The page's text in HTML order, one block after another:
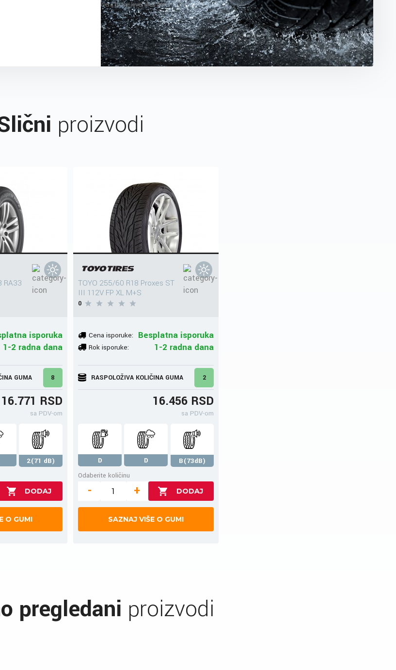
proizvodi
RA33
isporuka
1-2 radna dana
GUMA 8
16.771 RSD
sa PDV-om
2(71 dB)
O GUMI
TOYO 255/60 R18 Proxes ST
III 112V FP XL M+S
0
Cena isporuke: Besplatna isporuka
Rok isporuke: 1-2 radna dana
RASPOLOŽIVA KOLIČINA GUMA 2
16.456 RSD
sa PDV-om
D D
B(73dB)
Odaberite količinu
- +
SAZNAJ VIŠE O GUMI
pregledani proizvodi